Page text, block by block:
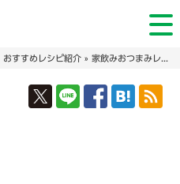
おすすめレシピ紹介» 家飲みおつまみレシピ